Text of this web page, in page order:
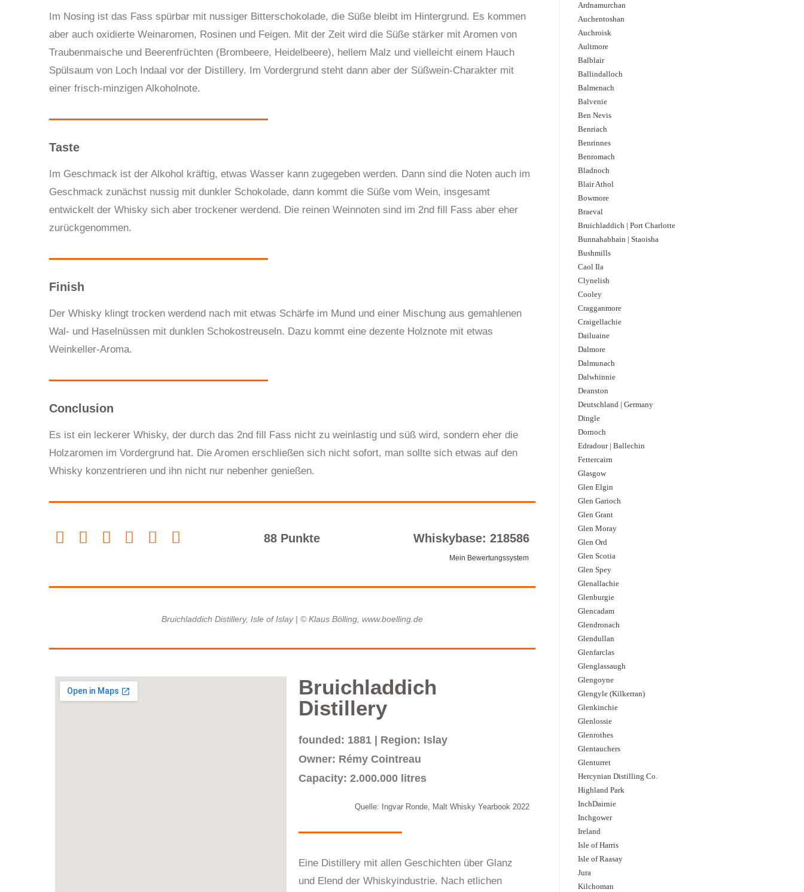
Im Nosing ist das Fass spürbar mit nussiger Bitterschokolade, die Süße bleibt im Hintergrund. Es kommen
aber auch oxidierte Weinaromen, Rosinen und Feigen. Mit der Zeit wird die Süße stärker mit Aromen von
Traubenmaische und Beerenfrüchten (Brombeere, Heidelbeere), hellem Malz und vielleicht einem Hauch
Spülsaum von Loch Indaal vor der Distillery. Im Vordergrund steht dann aber der Süßwein-Charakter mit
einer frisch-minzigen Alkoholnote.
Taste
Im Geschmack ist der Alkohol kräftig, etwas Wasser kann zugegeben werden. Dann sind die Noten auch im
Geschmack zunächst nussig mit dunkler Schokolade, dann kommt die Süße vom Wein, insgesamt
entwickelt der Whisky sich aber trockener werdend. Die reinen Weinnoten sind im 2nd fill Fass aber eher
zurückgenommen.
Finish
Der Whisky klingt trocken werdend nach mit etwas Schärfe im Mund und einer Mischung aus gemahlenen
Wal- und Haselnüssen mit dunklen Schokostreuseln. Dazu kommt eine dezente Holznote mit etwas
Weinkeller-Aroma.
Conclusion
Es ist ein leckerer Whisky, der durch das 2nd fill Fass nicht zu weinlastig und süß wird, sondern eher die
Holzaromen im Vordergrund hat. Die Aromen erschließen sich nicht sofort, man sollte sich etwas auf den
Whisky konzentrieren und ihn nicht nur nebenher genießen.
88 Punkte Whiskybase: 218586
Mein Bewertungssystem
Bruichladdich Distillery, Isle of Islay | © Klaus Bölling, www.boelling.de
Bruichladdich
Distillery
founded: 1881 | Region: Islay
Owner: Rémy Cointreau
Capacity: 2.000.000 litres
Quelle: Ingvar Ronde, Malt Whisky Yearbook 2022
Eine Distillery mit allen Geschichten über Glanz
und Elend der Whiskyindustrie. Nach etlichen
Ardnamurchan
Auchentoshan
Auchroisk
Aultmore
Balblair
Ballindalloch
Balmenach
Balvenie
Ben Nevis
Benriach
Benrinnes
Benromach
Bladnoch
Blair Athol
Bowmore
Braeval
Bruichladdich | Port Charlotte
Bunnahabhain | Staoisha
Bushmills
Caol Ila
Clynelish
Cooley
Cragganmore
Craigellachie
Dailuaine
Dalmore​
Dalmunach
Dalwhinnie
Deanston
Deutschland | Germany
Dingle
Dornoch
Edradour | Ballechin
Fettercairn
Glasgow
Glen Elgin
Glen Garioch
Glen Grant
Glen Moray
Glen Ord
Glen Scotia
Glen Spey
Glenallachie
Glenburgie
Glencadam
Glendronach
Glendullan
Glenfarclas
Glenglassaugh
Glengoyne
Glengyle (Kilkerran)
Glenkinchie
Glenlossie
Glenrothes
Glentauchers
Glenturret
Hercynian Distilling Co.
Highland Park
InchDairnie
Inchgower
Ireland
Isle of Harris
Isle of Raasay
Jura
Kilchoman